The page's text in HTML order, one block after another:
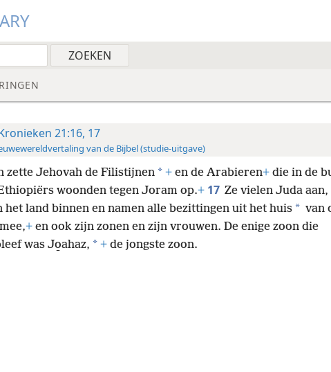
21:16, 17
van de Bijbel (studie-uitgave)
zette Jehovah de Filistijnen * +en de Arabieren+die in de
woonden tegen Joram op.+ 17 Ze vielen Juda aan,
land binnen en namen alle bezittingen uit het huis * van
+en ook zijn zonen en zijn vrouwen. De enige zoon die
was Jo̱ahaz, * +de jongste zoon.